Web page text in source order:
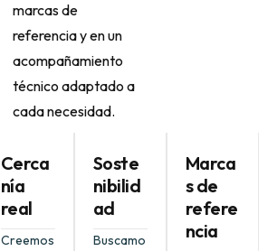
marcas de
referencia y en un
acompañamiento
técnico adaptado a
cada necesidad.
Cerca
nía
real
Creemos
Soste
nibilid
ad
Buscamo
Marca
s de
refere
ncia